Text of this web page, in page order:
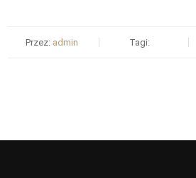
Przez: admin Tagi: